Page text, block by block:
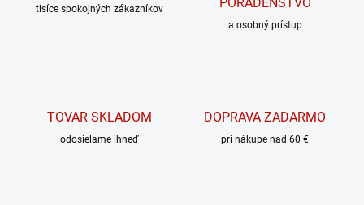
tisíce spokojných zákazníkov
PORADENSTVO
a osobný prístup
TOVAR SKLADOM
odosielame ihneď
DOPRAVA ZADARMO
pri nákupe nad 60 €